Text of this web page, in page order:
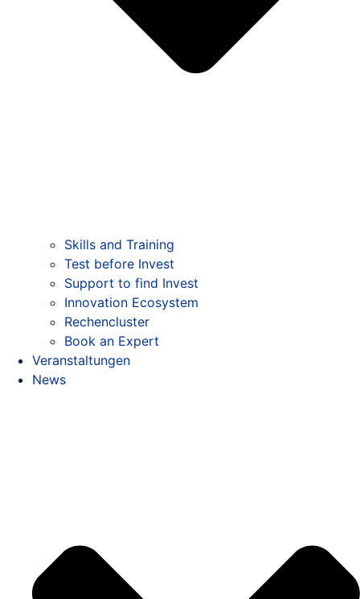
Skills and Training
Test before Invest
Support to find Invest
Innovation Ecosystem
Rechencluster​
Book an Expert
Veranstaltungen
News